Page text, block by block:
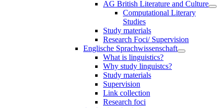
AG British Literature and Culture
Computational Literary
Studies
Study materials
Research Foci/ Supervision
Englische Sprachwissenschaft
What is linguistics?
Why study linguistcs?
Study materials
Supervision
Link collection
Research foci